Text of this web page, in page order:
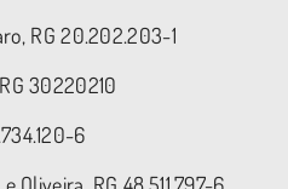
RG 20.202.203-1
30220210
6